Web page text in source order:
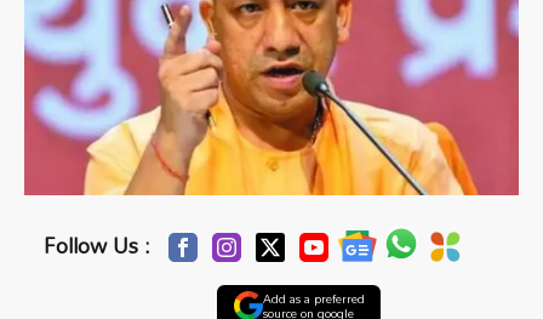
Follow Us :
Add as a preferred
source on google